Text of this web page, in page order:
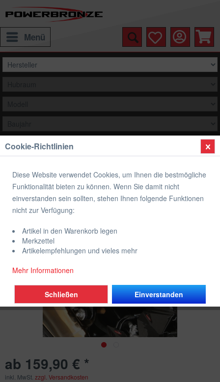
Menü
Auswählen
Übersicht Hinterradabdeckung
Hinterradabdeckung KAWASAKI Z 1000
2007-2008
ab 159,90 € *
inkl. MwSt. zzgl. Versandkosten
Cookie-Richtlinien
Diese Website verwendet Cookies, um Ihnen die bestmögliche
Funktionalität bieten zu können. Wenn Sie damit nicht
einverstanden sein sollten, stehen Ihnen folgende Funktionen
nicht zur Verfügung:
Artikel in den Warenkorb legen
Merkzettel
Artikelempfehlungen und vieles mehr
Mehr Informationen
Einverstanden
Schließen